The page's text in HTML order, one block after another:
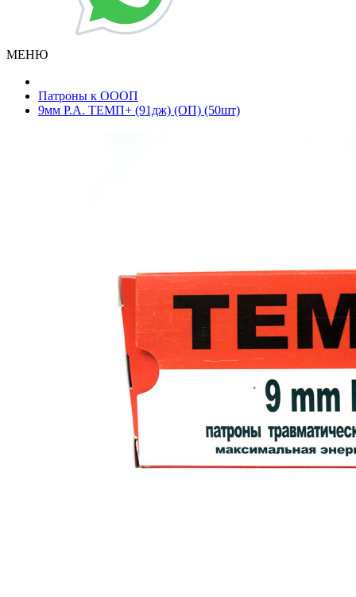
МЕНЮ
Патроны к ОООП
9мм Р.А. ТЕМП+ (91дж) (ОП) (50шт)